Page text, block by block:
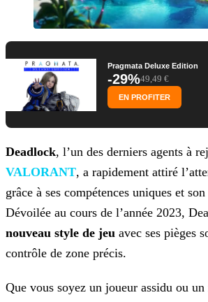
Pragmata Deluxe Edition
-29%49,49 €
EN PROFITER
Deadlock, l’un des derniers agents à
VALORANT, a rapidement attiré
grâce à ses compétences uniques et
Dévoilée au cours de l’année 2023,
nouveau style de jeu avec ses pièges
contrôle de zone précis.
Que vous soyez un joueur assidu ou